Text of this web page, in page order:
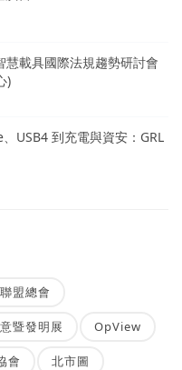
慧載具國際法規趨勢研討會
)
、USB4 到充電與資安：GRL
盟總會
暨發明展 OpView
會 北市圖